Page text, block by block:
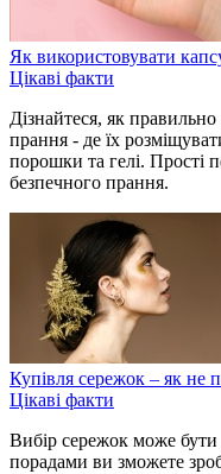
Як використовувати
Цікаві факти
Дізнайтеся, як
прання - де їх
порошки та гелі. Прості
безпечного прання.
Купівля сережок – як не
Цікаві факти
Вибір сережок може
порадами ви зможете